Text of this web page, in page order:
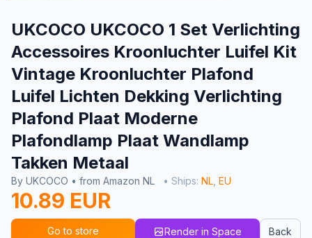
UKCOCO UKCOCO 1 Set Verlichting
Accessoires Kroonluchter Luifel Kit
Vintage Kroonluchter Plafond
Luifel Lichten Dekking Verlichting
Plafond Plaat Moderne
Plafondlamp Plaat Wandlamp
Takken Metaal
By UKCOCO • from Amazon NL • Ships: NL EU
10.89 EUR
Go to store Render in Space Back